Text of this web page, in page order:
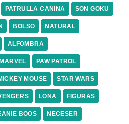
PATRULLA CANINA SON GOKU
BOLSO NATURAL
ALFOMBRA
MARVEL PAW PATROL
MOUSE STAR WARS
LONA FIGURAS
BOOS NECESER